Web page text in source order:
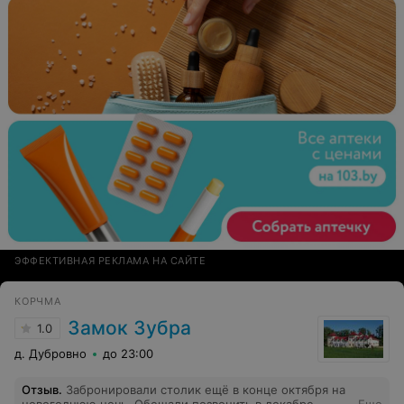
ЭФФЕКТИВНАЯ РЕКЛАМА НА САЙТЕ
КОРЧМА
1.0 Замок Зубра
д. Дубровно до 23:00
Отзыв. Забронировали столик ещё в конце октября на